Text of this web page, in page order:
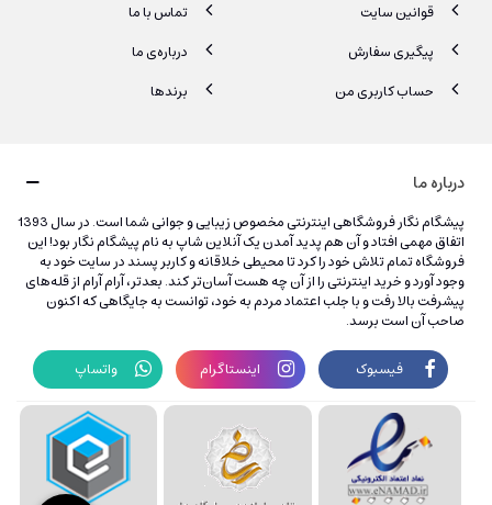
قوانین سایت
پیگیری سفارش
حساب کاربری من
تماس با ما
درباره‌ی ما
برندها
درباره ما
پیشگام نگار فروشگاهی اینترنتی مخصوص زیبایی و جوانی شما است. در سال 1393
اتفاق مهمی افتاد و آن هم پدید آمدن یک آنلاین شاپ به نام پیشگام نگار بود! این
فروشگاه تمام تلاش خود را کرد تا محیطی خلاقانه و کاربر پسند در سایت خود به
وجود آورد و خرید اینترنتی را از آن چه هست آسان‌تر کند. بعدتر، آرام آرام از قله‌های
پیشرفت بالا رفت و با جلب اعتماد مردم به خود، توانست به جایگاهی که اکنون
صاحب آن است برسد.
فیسبوک اینستاگرام واتساپ